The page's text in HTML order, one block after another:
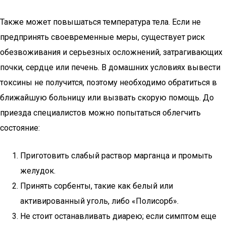
Также может повышаться температура тела. Если не
предпринять своевременные меры, существует риск
обезвоживания и серьезных осложнений, затрагивающих
почки, сердце или печень. В домашних условиях вывести
токсины не получится, поэтому необходимо обратиться в
ближайшую больницу или вызвать скорую помощь. До
приезда специалистов можно попытаться облегчить
состояние:
Приготовить слабый раствор марганца и промыть
желудок.
Принять сорбенты, такие как белый или
активированный уголь, либо «Полисорб».
Не стоит останавливать диарею; если симптом еще